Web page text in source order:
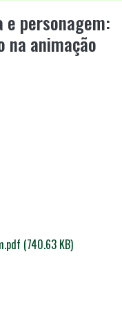
personagem:
na animação
(740.63 KB)